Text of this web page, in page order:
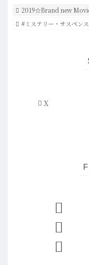
2019☆Brand new
#ミステリー・サスペンス
X